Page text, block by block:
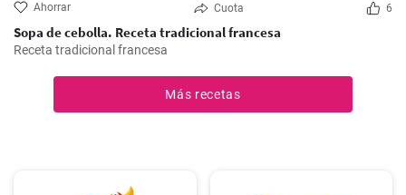
Ahorrar Cuota 6
Sopa de cebolla. Receta tradicional francesa
Receta tradicional francesa
Más recetas